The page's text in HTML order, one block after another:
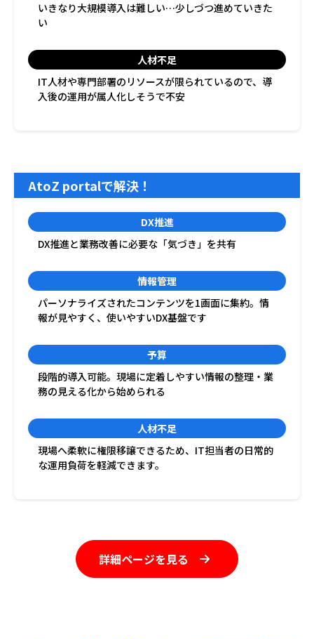
いきなり大規模導入は難しい…少しづつ進めていきた
い
人材不足
IT人材や専門部署のリソースが限られているので、導
入後の運用が属人化しそうで不安
AtoZ portalで解決！
DX推進
DX推進と業務改善に必要な「気づき」を共有
情報管理
パーソナライズされたコンテンツを1画面に集約。情
報が見やすく、使いやすいDX基盤です
予算
段階的導入可能。現場に定着しやすい情報の整理・業
務の見える化から始められる
人材不足
現場へ柔軟に権限移譲できるため、IT担当者の日常的
な運用負荷を軽減できます。
詳細ページを見る